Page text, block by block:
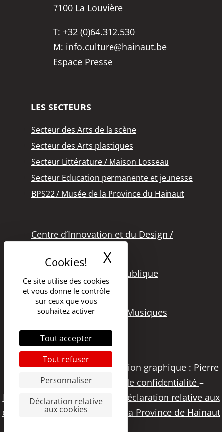
Ce site utilise des cookies
et vous donne le contrôle
sur ceux que vous
souhaitez activer
Tout accepter
Tout refuser
Personnaliser
Déclaration relative
aux cookies
X Masquer le
7100 La Louvière
T: +32 (0)64.312.530
M: info.culture@hainaut.be
Espace Presse
LES SECTEURS
Secteur des Arts de la scène
Secteur des Arts plastiques
Secteur Littérature / Maison Losseau
Secteur Education permanente et jeunesse
BPS22 / Musée de la Province du Hainaut
Centre d’Innovation et du Design /
Office des Métiers d’Art
Secteur de la Lecture Publique
Bibliothèque Langlois
Secteur Cinéma
Secteur Audiovisuel et Musiques
Copyright 2021 – DGSI | Création graphique : Pierre
Papier Studio | Politique de confidentialité –
Déclaration d’accessibilité
Déclaration relative aux
cookies
Visitez le portail de la Province de Hainaut